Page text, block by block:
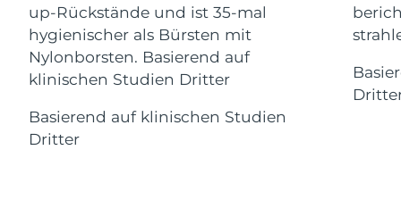
up-Rückstände und ist 35-mal
hygienischer als Bürsten mit
Nylonborsten. Basierend auf
klinischen Studien Dritter
Basierend auf klinischen Studien
Dritter
FOREO APP
ÜBER
Jersey Erwartete Lieferung 8/16/26
Kasachstan Erwartete Lieferung
8/11/26
Lettland